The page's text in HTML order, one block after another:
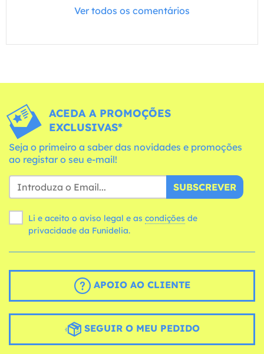
Ver todos os comentários
ACEDA A PROMOÇÕES
EXCLUSIVAS*
Seja o primeiro a saber das novidades e promoções
ao registar o seu e-mail!
SUBSCREVER
Li e aceito o aviso legal e as condições
privacidade da Funidelia.
APOIO AO CLIENTE
SEGUIR O MEU PEDIDO